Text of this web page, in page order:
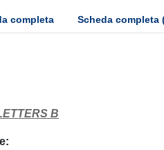
completa Scheda completa
B